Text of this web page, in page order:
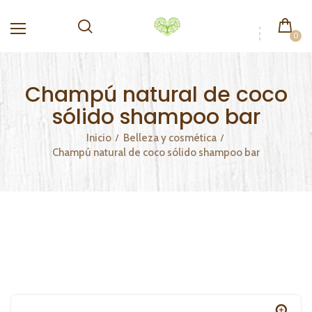
0
Champú natural de coco
sólido shampoo bar
Inicio
Belleza y cosmética
Champú natural de coco sólido shampoo bar